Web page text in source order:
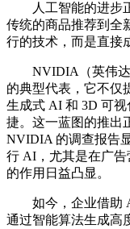
人工智能的进步正
传统的商品推荐到全
行的技术，而是直接
NVIDIA（英伟达
的典型代表，它不仅
生成式 AI 和 3D 可
捷。这一蓝图的推出
NVIDIA 的调查报告
行 AI，尤其是在广
的作用日益凸显。
如今，企业借助
通过智能算法生成高